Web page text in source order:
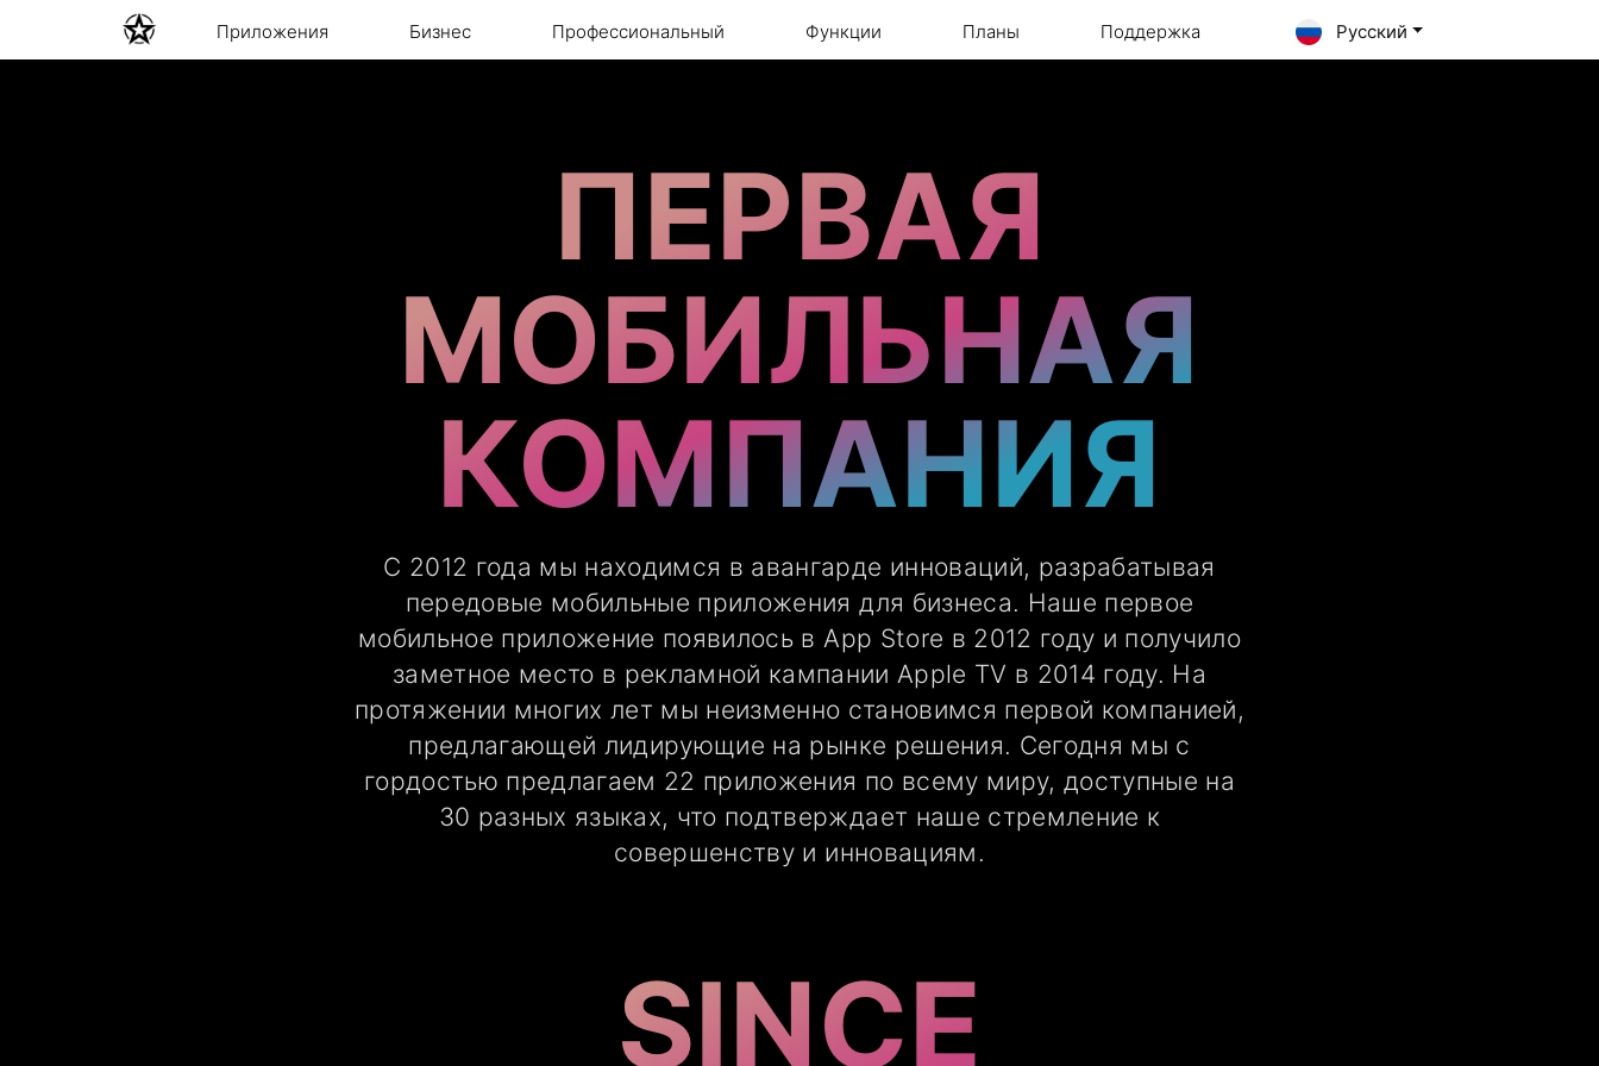
Приложения Бизнес Профессиональный Функции Планы Поддержка Русский
ПЕРВАЯ
МОБИЛЬНАЯ
КОМПАНИЯ
С 2012 года мы находимся в авангарде инноваций, разрабатывая
передовые мобильные приложения для бизнеса. Наше первое
мобильное приложение появилось в App Store в 2012 году и получило
заметное место в рекламной кампании Apple TV в 2014 году. На
протяжении многих лет мы неизменно становимся первой компанией,
предлагающей лидирующие на рынке решения. Сегодня мы с
гордостью предлагаем 22 приложения по всему миру, доступные на
30 разных языках, что подтверждает наше стремление к
совершенству и инновациям.
SINCE